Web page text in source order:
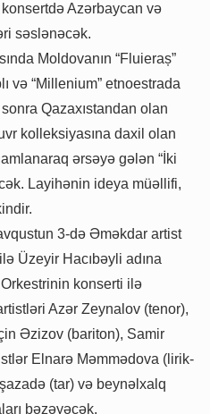
Azərbaycan və
səslənəcək.
Moldovanın “Fluieraș”
və “Millenium” etnoestrada
Qazaxıstandan olan
kolleksiyasına daxil olan
ərsəyə gələn “İki
Layihənin ideya müəllifi,
3-də Əməkdar artist
Üzeyir Hacıbəyli adına
konserti ilə
Azər Zeynalov (tenor),
Əzizov (bariton), Samir
Elnarə Məmmədova (lirik-
(tar) və beynəlxalq
bəzəyəcək.